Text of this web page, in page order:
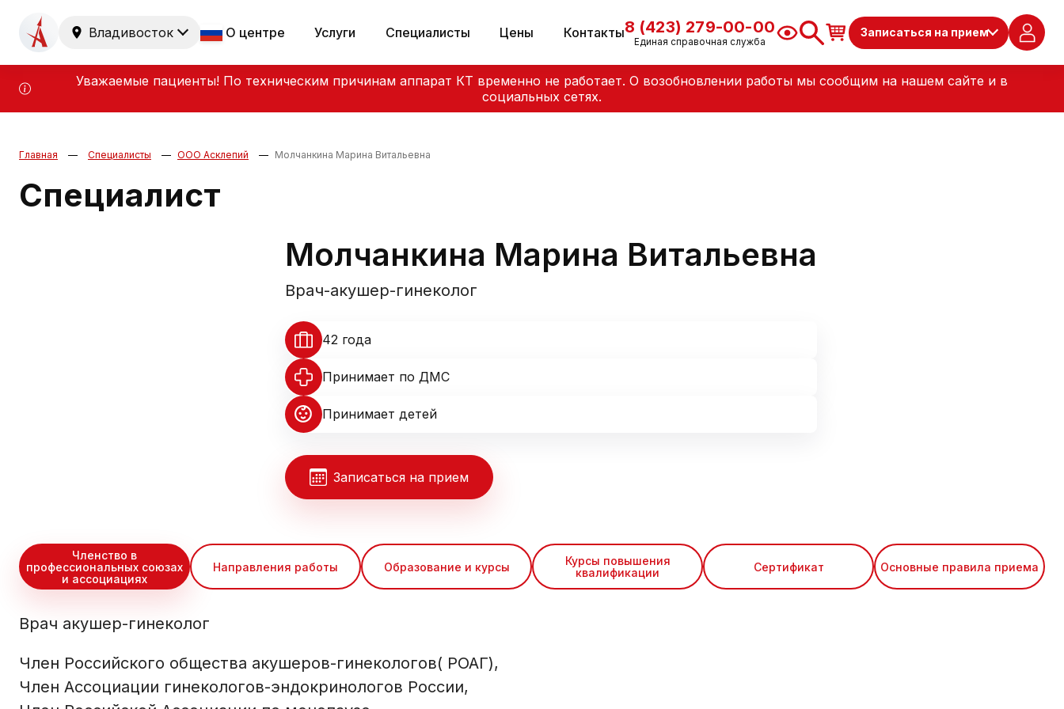
Уважаемые пациенты! По техническим причинам аппарат КТ временно не работает. О возобновлении работы мы сообщим на нашем сайте и в
социальных сетях.
Владивосток О центре Услуги Специалисты Цены Контакты8 (423) 279-00-00
Единая справочная служба
Записаться на прием
Главная Специалисты ООО Асклепий Молчанкина Марина Витальевна
Специалист
Молчанкина Марина Витальевна
Врач-акушер-гинеколог
42 года
Принимает по ДМС
Принимает детей
Записаться на прием
Членство в
профессиональных союзах
и ассоциациях
Направления работы Образование и курсы
Курсы повышения
квалификации
Сертификат Основные правила приема
Врач акушер-гинеколог
Член Российского общества акушеров-гинекологов( РОАГ),
Член Ассоциации гинекологов-эндокринологов России,